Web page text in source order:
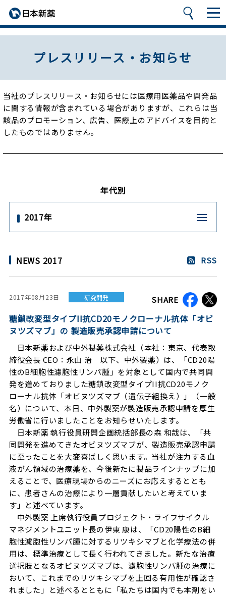
プレスリリース・お知らせ
当社のプレスリリース・お知らせには医療用医薬品や開発品
に関する情報が含まれている場合がありますが、
これらは当
該品のプロモーション、広告、医療上のアドバイスを目的と
したものではありません。
年代別
2017年
NEWS 2017 RSS
2017年08月23日 研究開発 SHARE
糖鎖改変型タイプII抗CD20モノクローナル抗体「オビ
ヌツズマブ」の 製造販売承認申請について
日本新薬および中外製薬株式会社（本社：東京、代表取
締役会長 CEO：永山 治 以下、中外製薬）は、「CD20陽
性のB細胞性濾胞性リンパ腫」を対象として国内で共同開
発を進めておりました糖鎖改変型タイプII抗CD20モノク
ローナル抗体「オビヌツズマブ（遺伝子組換え）」（一般
名）について、本日、中外製薬が製造販売承認申請を厚生
労働省に行いましたことをお知らせいたします。
日本新薬 執行役員研開企画統括部長の森 和哉は、「共
同開発を進めてきたオビヌツズマブが、製造販売承認申請
に至ったことを大変喜ばしく思います。当社が注力する血
液がん領域の治療薬を、今後新たに製品ラインナップに加
えることで、医療現場からのニーズにお応えするととも
に、患者さんの治療により一層貢献したいと考えていま
す」と述べています。
中外製薬 上席執行役員プロジェクト・ライフサイクル
マネジメントユニット長の伊東 康は、「CD20陽性のB細
胞性濾胞性リンパ腫に対するリツキシマブと化学療法の併
用は、標準治療として長く行われてきました。新たな治療
選択肢となるオビヌツズマブは、濾胞性リンパ腫の治療に
おいて、これまでのリツキシマブを上回る有用性が確認さ
れました」と述べるとともに「私たちは国内でも本剤をい